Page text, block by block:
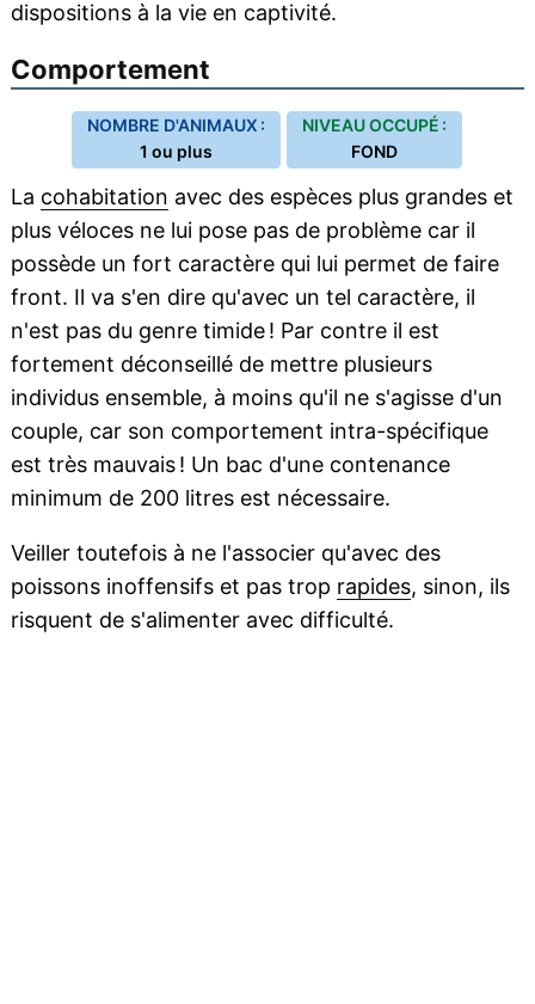
dispositions à la vie en captivité.
Comportement
NOMBRE D'ANIMAUX :
1 ou plus
NIVEAU OCCUPÉ :
FOND
La cohabitation avec des espèces plus grandes et
plus véloces ne lui pose pas de problème car il
possède un fort caractère qui lui permet de faire
front. Il va s'en dire qu'avec un tel caractère, il
n'est pas du genre timide ! Par contre il est
fortement déconseillé de mettre plusieurs
individus ensemble, à moins qu'il ne s'agisse d'un
couple, car son comportement intra-spécifique
est très mauvais ! Un bac d'une contenance
minimum de 200 litres est nécessaire.
Veiller toutefois à ne l'associer qu'avec des
poissons inoffensifs et pas trop rapides, sinon, ils
risquent de s'alimenter avec difficulté.